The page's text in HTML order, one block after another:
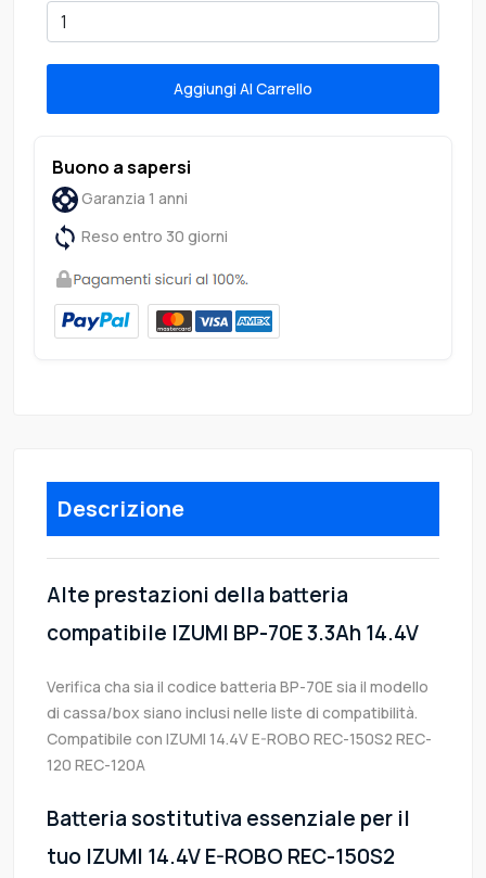
Aggiungi Al Carrello
Buono a sapersi
Garanzia 1 anni
Reso entro 30 giorni
Descrizione
Alte prestazioni della batteria
compatibile IZUMI BP-70E 3.3Ah 14.4V
Verifica cha sia il codice batteria BP-70E sia il modello
di cassa/box siano inclusi nelle liste di compatibilità.
Compatibile con IZUMI 14.4V E-ROBO REC-150S2 REC-
120 REC-120A
Batteria sostitutiva essenziale per il
tuo IZUMI 14.4V E-ROBO REC-150S2